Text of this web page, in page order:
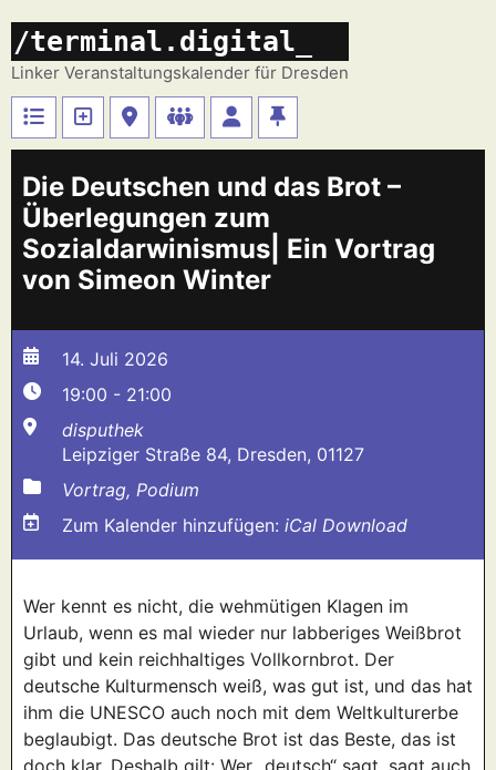
Inhalt
springen
/terminal.digital_
Linker Veranstaltungskalender für Dresden
Die Deutschen und das Brot –
Überlegungen zum
Sozialdarwinismus| Ein Vortrag
von Simeon Winter
14. Juli 2026
19:00 - 21:00
disputhek
Leipziger Straße 84, Dresden, 01127
Vortrag, Podium
Zum Kalender hinzufügen: iCal Download
Wer kennt es nicht, die wehmütigen Klagen im
Urlaub, wenn es mal wieder nur labberiges Weißbrot
gibt und kein reichhaltiges Vollkornbrot. Der
deutsche Kulturmensch weiß, was gut ist, und das hat
ihm die UNESCO auch noch mit dem Weltkulturerbe
beglaubigt. Das deutsche Brot ist das Beste, das ist
doch klar. Deshalb gilt: Wer „deutsch“ sagt, sagt auch